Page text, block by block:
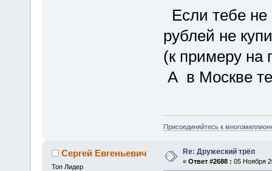
Если тебе
рублей не
(к примеру
А в Москве
Присоединяйтесь к
Сергей Евгеньевич
Топ Лидер
Re: Дружеский трёп
« Ответ #2688 : 05 Ноября